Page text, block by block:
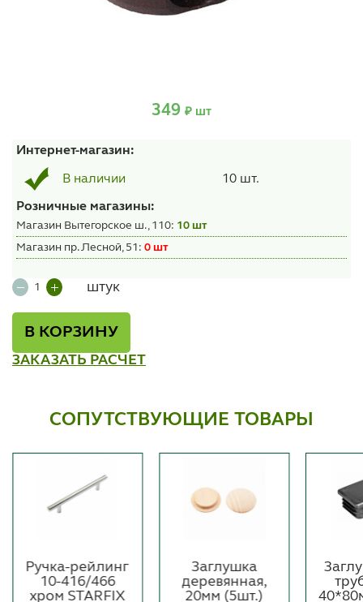
349 ₽ шт
Интернет-магазин:
В наличии 10 шт.
Розничные магазины:
Магазин Вытегорское ш., 110: 10 шт
Магазин пр. Лесной, 51: 0 шт
штук
В КОРЗИНУ
ЗАКАЗАТЬ РАСЧЕТ
СОПУТСТВУЮЩИЕ ТОВАРЫ
Ручка-рейлинг
10-416/466
хром STARFIX
Заглушка
деревянная,
20мм (5шт.)